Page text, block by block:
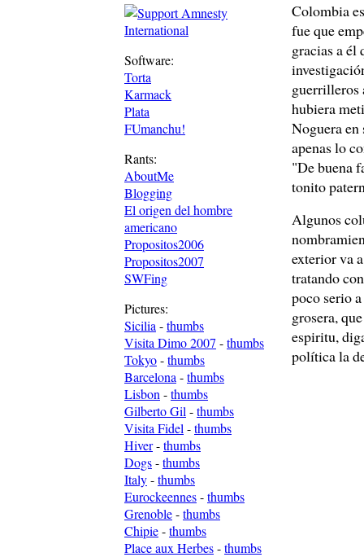
Software:
Torta
Karmack
Plata
FUmanchu!
Rants:
AboutMe
Blogging
El origen del hombre
americano
Propositos2006
Propositos2007
SWFing
Pictures:
Sicilia -thumbs
Visita Dimo 2007 -thumbs
Tokyo-thumbs
Barcelona -thumbs
Lisbon -thumbs
Gilberto Gil -thumbs
Visita Fidel -thumbs
Hiver-thumbs
Dogs-thumbs
Italy-thumbs
Eurockeennes-thumbs
Grenoble-thumbs
Chipie-thumbs
Place aux Herbes-thumbs
Colombia
fue que
gracias a él
guerrilleros
hubiera
Noguera en
apenas lo
"De buena
tonito
Algunos
exterior va
tratando
poco serio
grosera,
espiritu,
política la